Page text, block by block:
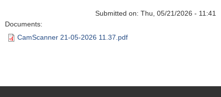
Submitted on: Thu, 05/21/2026 - 11:41
Documents:
CamScanner 21-05-2026 11.37.pdf